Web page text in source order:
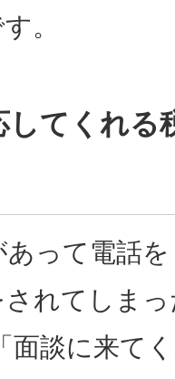
。
してくれる
あって電話
れてしま
面談に来て